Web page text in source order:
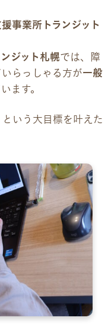
事業所トランジット
ジット札幌では、障
らっしゃる方が一般
ます。
いう大目標を叶えた